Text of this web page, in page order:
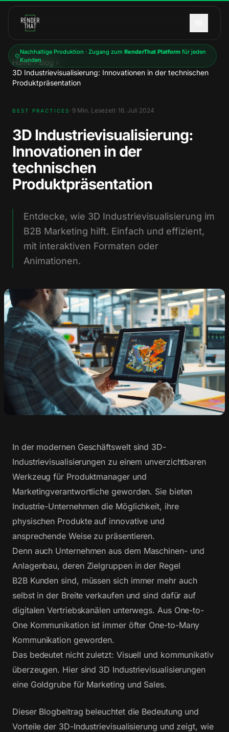
Nachhaltige Produktion · Zugang zum RenderThat Platform für jeden
Kunden
Home
Blog
3D Industrievisualisierung: Innovationen in der technischen
Produktpräsentation
BEST PRACTICES · 9 Min. Lesezeit· 16. Juli 2024
3D Industrievisualisierung:
Innovationen in der
technischen
Produktpräsentation
Entdecke, wie 3D Industrievisualisierung im
B2B Marketing hilft. Einfach und effizient,
mit interaktiven Formaten oder
Animationen.
In der modernen Geschäftswelt sind 3D-
Industrievisualisierungen zu einem unverzichtbaren
Werkzeug für Produktmanager und
Marketingverantwortliche geworden. Sie bieten
Industrie-Unternehmen die Möglichkeit, ihre
physischen Produkte auf innovative und
ansprechende Weise zu präsentieren.
Denn auch Unternehmen aus dem Maschinen- und
Anlagenbau, deren Zielgruppen in der Regel
B2B Kunden sind, müssen sich immer mehr auch
selbst in der Breite verkaufen und sind dafür auf
digitalen Vertriebskanälen unterwegs. Aus One-to-
One Kommunikation ist immer öfter One-to-Many
Kommunikation geworden.
Das bedeutet nicht zuletzt: Visuell und kommunikativ
überzeugen. Hier sind 3D Industrievisualisierungen
eine Goldgrube für Marketing und Sales.
Dieser Blogbeitrag beleuchtet die Bedeutung und
Vorteile der 3D-Industrievisualisierung und zeigt, wie